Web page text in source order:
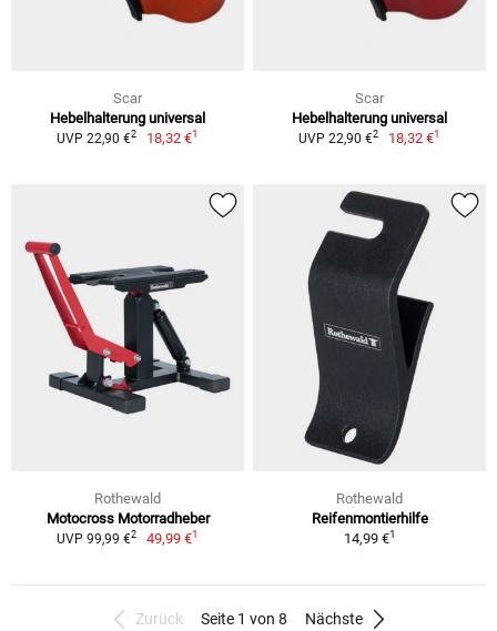
Scar
Hebelhalterung universal
UVP 22,90 €2 18,32 €1
Scar
Hebelhalterung universal
UVP 22,90 €2 18,32 €1
Rothewald
Motocross Motorradheber
UVP 99,99 €2 49,99 €1
Rothewald
Reifenmontierhilfe
14,99 €1
Zurück Seite 1 von 8 Nächste